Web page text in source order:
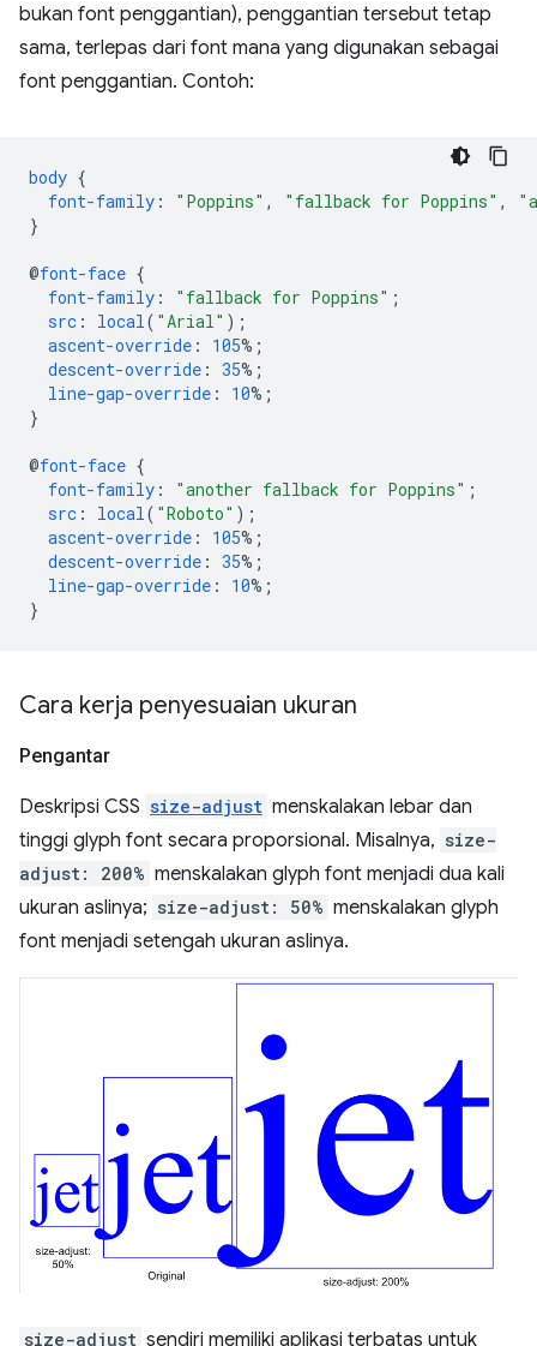
bukan font penggantian), penggantian tersebut tetap
sama, terlepas dari font mana yang digunakan sebagai
font penggantian. Contoh:
body {
font-family : "Poppins" , "fallback for Poppins" ,
}
@font-face {
font-family : "fallback for Poppins" ;
src : local( "Arial" );
ascent-override : 105%;
descent-override : 35%;
line-gap-override : 10%;
}
@font-face {
font-family : "another fallback for Poppins" ;
src : local( "Roboto" );
ascent-override : 105%;
descent-override : 35%;
line-gap-override : 10%;
}
Cara kerja penyesuaian ukuran
Pengantar
Deskripsi CSS size-adjust menskalakan lebar dan
tinggi glyph font secara proporsional. Misalnya, size-
adjust: 200% menskalakan glyph font menjadi dua kali
ukuran aslinya; size-adjust: 50% menskalakan glyph
font menjadi setengah ukuran aslinya.
size-adjust sendiri memiliki aplikasi terbatas untuk